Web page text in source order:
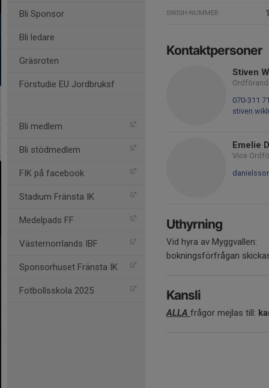
Bli Sponsor
Bli ledare
Gräsroten
Förstudie EU Jordbruksf
Bli medlem
Bli stödmedlem
FIK på facebook
Stadium Fränsta IK
Medelpads FF
Västernorrlands IBF
Sponsorhuset Fränsta IK
Fotbollsskola 2025
SWISH-NUMMER
Kontaktpersoner
Stiven
070-311
Emelie
Vice
Uthyrning
Vid hyra av Myggvallen:
bokningsförfrågan
Kansli
ALLA frågor mejlas till: